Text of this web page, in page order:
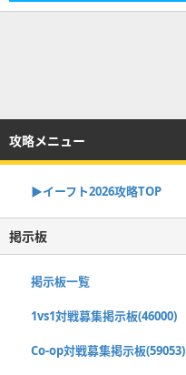
攻略メニュー
▶イーフト2026攻略TOP
掲示板
掲示板一覧
1vs1対戦募集掲示板(46000)
Co-op対戦募集掲示板(59053)